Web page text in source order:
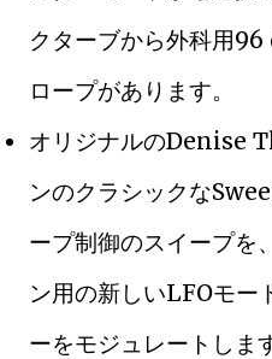
クターブから外科用
ロープがあります。
オリジナルのDenise
ンのクラシックな
ープ制御のスイープを
ン用の新しいLFOモー
ーをモジュレートしま